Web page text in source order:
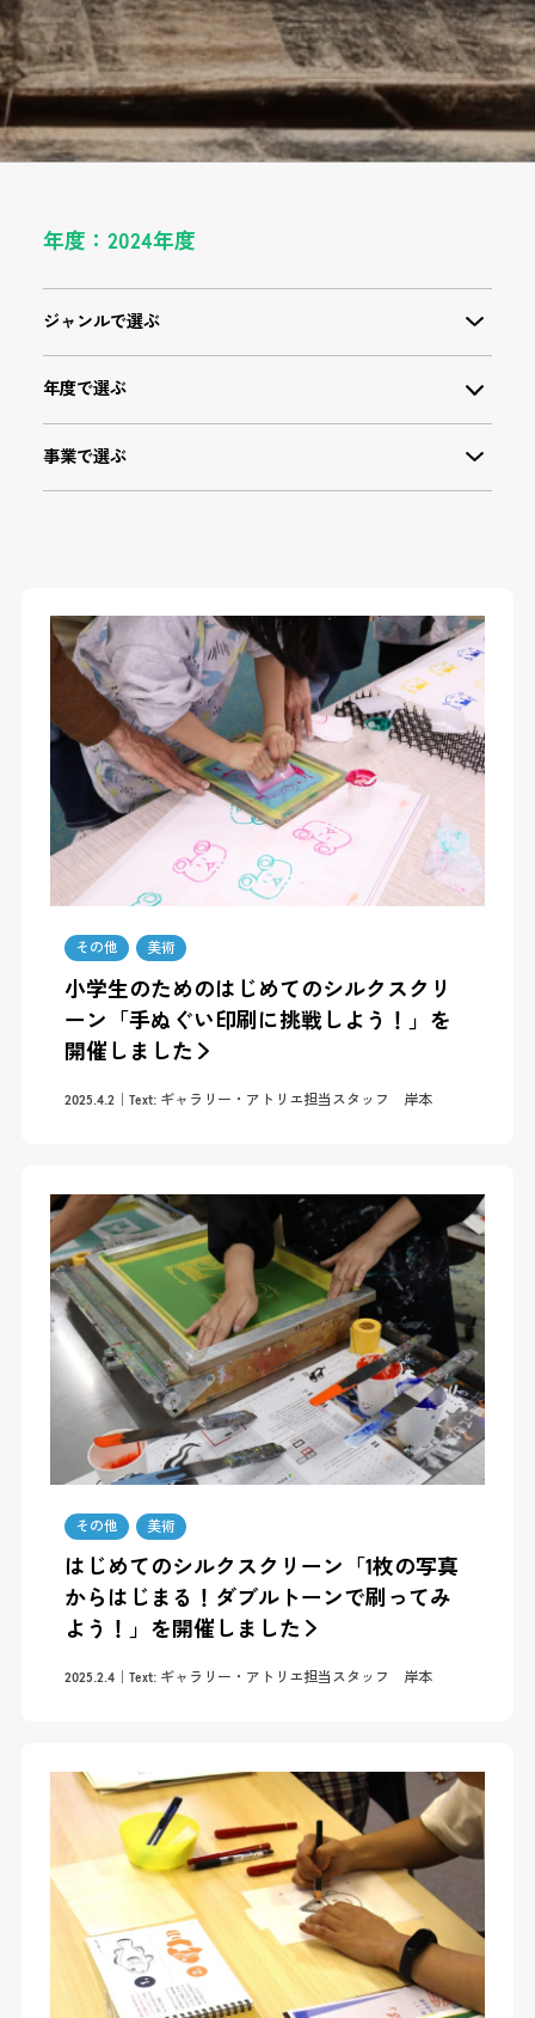
年度：2024年度
その他 美術
小学生のためのはじめてのシルクスクリ
ーン「手ぬぐい印刷に挑戦しよう！」を
開催しました
2025.4.2 Text: ギャラリー・アトリエ担当スタッフ 岸本
その他 美術
はじめてのシルクスクリーン「1枚の写真
からはじまる！ダブルトーンで刷ってみ
よう！」を開催しました
2025.2.4 Text: ギャラリー・アトリエ担当スタッフ 岸本